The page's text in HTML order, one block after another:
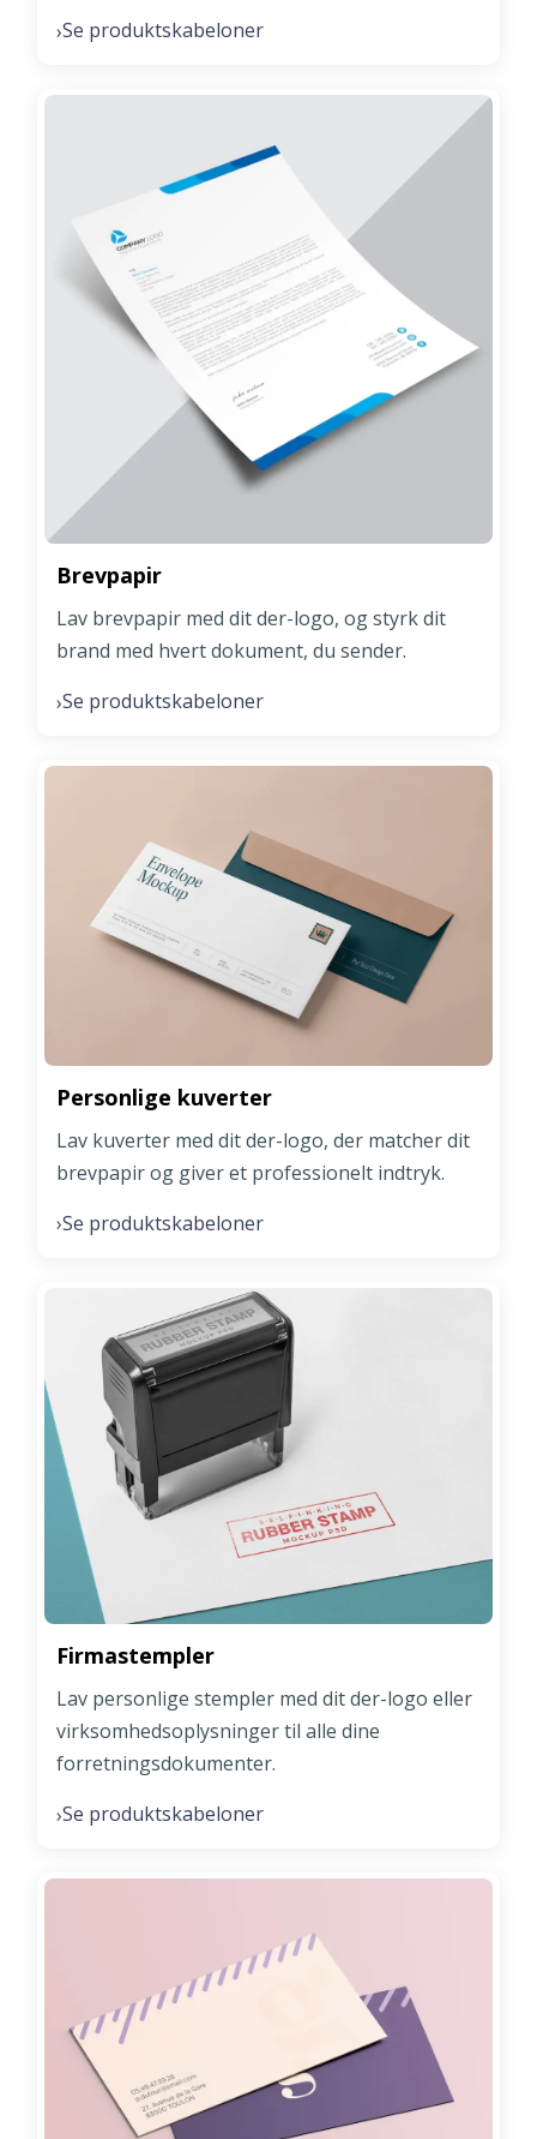
›Se produktskabeloner
Brevpapir
Lav brevpapir med dit der-logo, og styrk dit
brand med hvert dokument, du sender.
›Se produktskabeloner
Personlige kuverter
Lav kuverter med dit der-logo, der matcher dit
brevpapir og giver et professionelt indtryk.
›Se produktskabeloner
Firmastempler
Lav personlige stempler med dit der-logo eller
virksomhedsoplysninger til alle dine
forretningsdokumenter.
›Se produktskabeloner